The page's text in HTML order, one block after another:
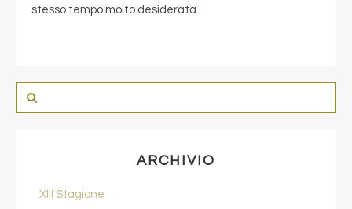
stesso tempo molto desiderata.
ARCHIVIO
XIII Stagione